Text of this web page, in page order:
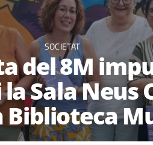
SOCIETAT
del 8M
la Sala Neus
Biblioteca